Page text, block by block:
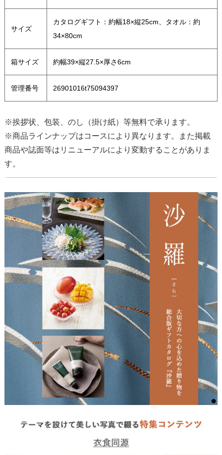
サイズ
カタログギフト：約幅18×縦25cm、タオル：約
34×80cm
箱サイズ 約幅39×縦27.5×厚さ6cm
管理番号 26901016t75094397
※挨拶状、包装、のし（掛け紙）等無料で承ります。
※商品ラインナップはコースにより異なります。また掲載
商品や誌面等はリニューアルにより変動することがありま
す。